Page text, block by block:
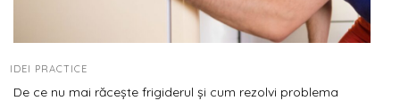
IDEI PRACTICE
De ce nu mai răcește frigiderul și cum rezolvi problema